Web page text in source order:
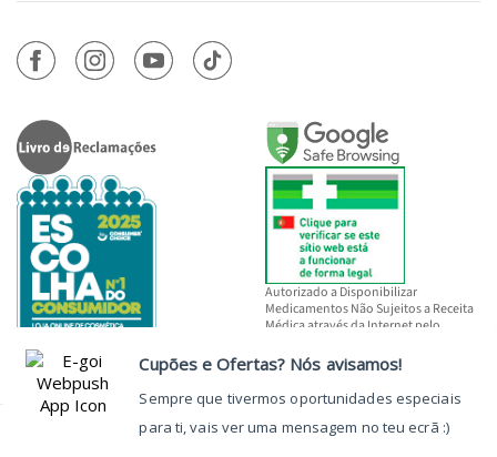
Autorizado a Disponibilizar
Medicamentos Não Sujeitos a Receita
Médica através da Internet pelo